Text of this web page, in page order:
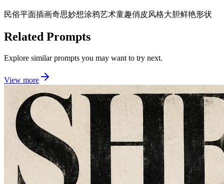
民俗平面插画奇思妙想涂鸦艺术童趣俏皮风格大胆鲜艳形状
Related Prompts
Explore similar prompts you may want to try next.
View more